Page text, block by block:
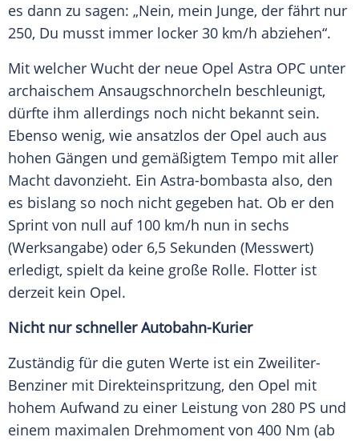
es dann zu sagen: „Nein, mein Junge, der fährt nur
250, Du musst immer locker 30 km/h abziehen“.
Mit welcher Wucht der neue Opel Astra OPC unter
archaischem Ansaugschnorcheln beschleunigt,
dürfte ihm allerdings noch nicht bekannt sein.
Ebenso wenig, wie ansatzlos der Opel auch aus
hohen Gängen und gemäßigtem Tempo mit aller
Macht davonzieht. Ein Astra-bombasta also, den
es bislang so noch nicht gegeben hat. Ob er den
Sprint von null auf 100 km/h nun in sechs
(Werksangabe) oder 6,5 Sekunden (Messwert)
erledigt, spielt da keine große Rolle. Flotter ist
derzeit kein Opel.
Nicht nur schneller Autobahn-Kurier
Zuständig für die guten Werte ist ein Zweiliter-
Benziner mit Direkteinspritzung, den Opel mit
hohem Aufwand zu einer Leistung von 280 PS und
einem maximalen Drehmoment von 400 Nm (ab